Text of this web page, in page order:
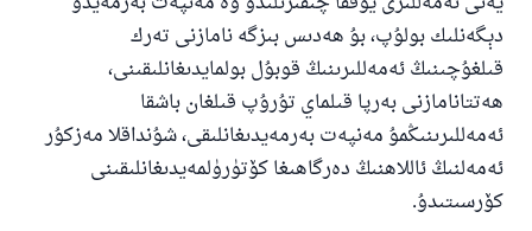
دېگەنلىك بولۇپ، بۇ ھەدىس بىزگە نامازنى تەرك
قىلغۇچىنىڭ ئەمەللىرىنىڭ قوبۇل بولمايدىغانلىقىنى،
ھەتتانامازنى بەرپا قىلماي تۇرۇپ قىلغان باشقا
ئەمەللىرىنىڭمۇ مەنپەت بەرمەيدىغانلىقى، شۇنداقلا مەزكۇر
ئەمەلنىڭ ئاللاھنىڭ دەرگاھىغا كۆتۈرۈلمەيدىغانلىقىنى
كۆرسىتىدۇ.